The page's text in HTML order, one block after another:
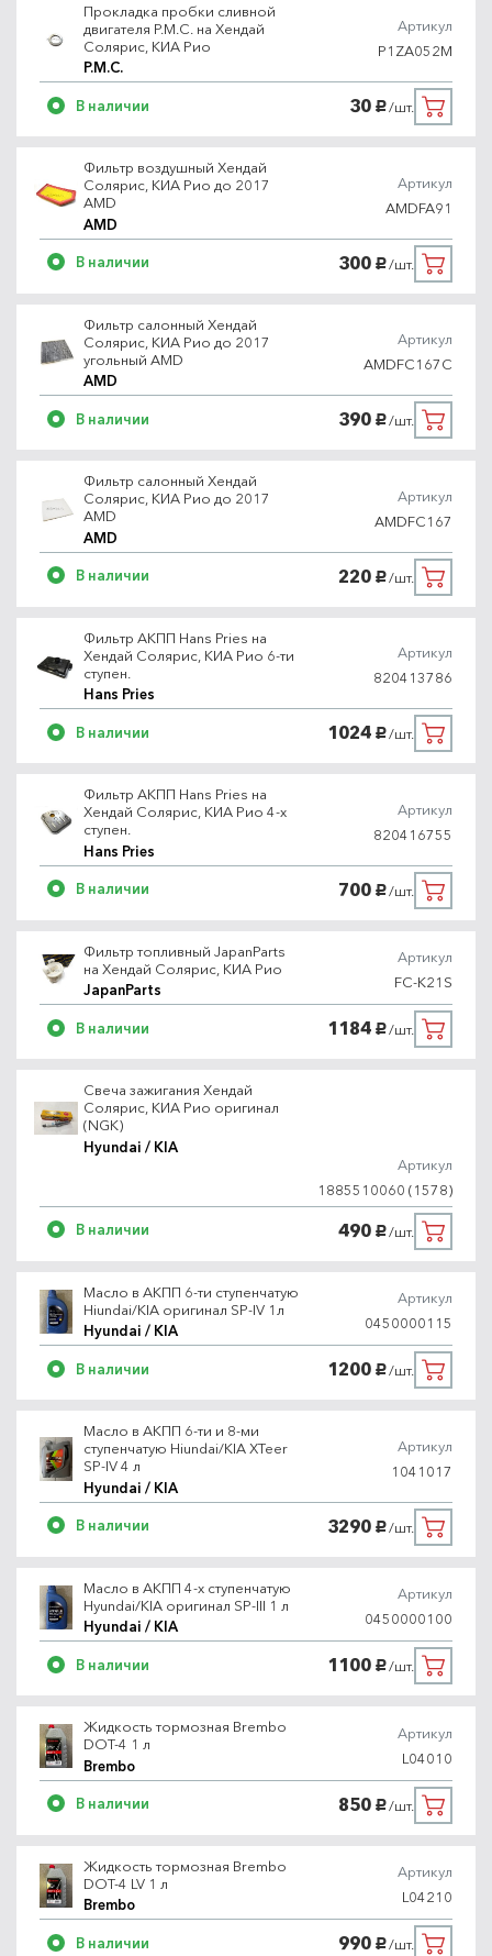
Прокладка пробки сливной
двигателя P.M.C. на Хендай
Солярис, КИА Рио
P.M.C.
Артикул
P1ZA052M
В наличии 30 руб./шт.
Фильтр воздушный Хендай
Солярис, КИА Рио до 2017
AMD
AMD
Артикул
AMDFA91
В наличии 300 руб./шт.
Фильтр салонный Хендай
Солярис, КИА Рио до 2017
угольный AMD
AMD
Артикул
AMDFC167C
В наличии 390 руб./шт.
Фильтр салонный Хендай
Солярис, КИА Рио до 2017
AMD
AMD
Артикул
AMDFC167
В наличии 220 руб./шт.
Фильтр АКПП Hans Pries на
Хендай Солярис, КИА Рио 6-ти
ступен.
Hans Pries
Артикул
820413786
В наличии 1024 руб./шт.
Фильтр АКПП Hans Pries на
Хендай Солярис, КИА Рио 4-х
ступен.
Hans Pries
Артикул
820416755
В наличии 700 руб./шт.
Фильтр топливный JapanParts
на Хендай Солярис, КИА Рио
JapanParts
Артикул
FC-K21S
В наличии 1184 руб./шт.
Свеча зажигания Хендай
Солярис, КИА Рио оригинал
(NGK)
Hyundai / KIA
Артикул
1885510060 (1578)
В наличии 490 руб./шт.
Масло в АКПП 6-ти ступенчатую
Hiundai/KIA оригинал SP-IV 1л
Hyundai / KIA
Артикул
0450000115
В наличии 1200 руб./шт.
Масло в АКПП 6-ти и 8-ми
ступенчатую Hiundai/KIA XTeer
SP-IV 4 л
Hyundai / KIA
Артикул
1041017
В наличии 3290 руб./шт.
Масло в АКПП 4-х ступенчатую
Hyundai/KIA оригинал SP-III 1 л
Hyundai / KIA
Артикул
0450000100
В наличии 1100 руб./шт.
Жидкость тормозная Brembo
DOT-4 1 л
Brembo
Артикул
L04010
В наличии 850 руб./шт.
Жидкость тормозная Brembo
DOT-4 LV 1 л
Brembo
Артикул
L04210
В наличии 990 руб./шт.